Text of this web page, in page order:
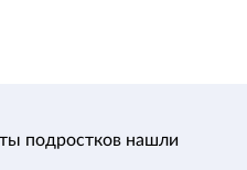
подростков нашли